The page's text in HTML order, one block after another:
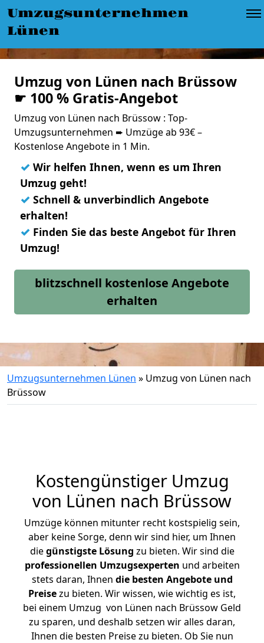
Umzugsunternehmen
Lünen
Umzug von Lünen nach Brüssow
☛ 100 % Gratis-Angebot
Umzug von Lünen nach Brüssow : Top-
Umzugsunternehmen ➨ Umzüge ab 93€ –
Kostenlose Angebote in 1 Min.
✓ Wir helfen Ihnen, wenn es um Ihren
Umzug geht!
✓ Schnell & unverbindlich Angebote
erhalten!
✓ Finden Sie das beste Angebot für Ihren
Umzug!
blitzschnell kostenlose Angebote
erhalten
Umzugsunternehmen Lünen » Umzug von Lünen nach
Brüssow
Kostengünstiger Umzug
von Lünen nach Brüssow
Umzüge können mitunter recht kostspielig sein,
aber keine Sorge, denn wir sind hier, um Ihnen
diegünstigste Lösung zu bieten. Wir sind die
professionellen Umzugsexperten und arbeiten
stets daran, Ihnen die besten Angebote und
Preisezu bieten. Wir wissen, wie wichtig es ist,
bei einem Umzug von Lünen nach Brüssow Geld
zu sparen, und deshalb setzen wir alles daran,
Ihnen die besten Preise zu bieten. Ob Sie nun